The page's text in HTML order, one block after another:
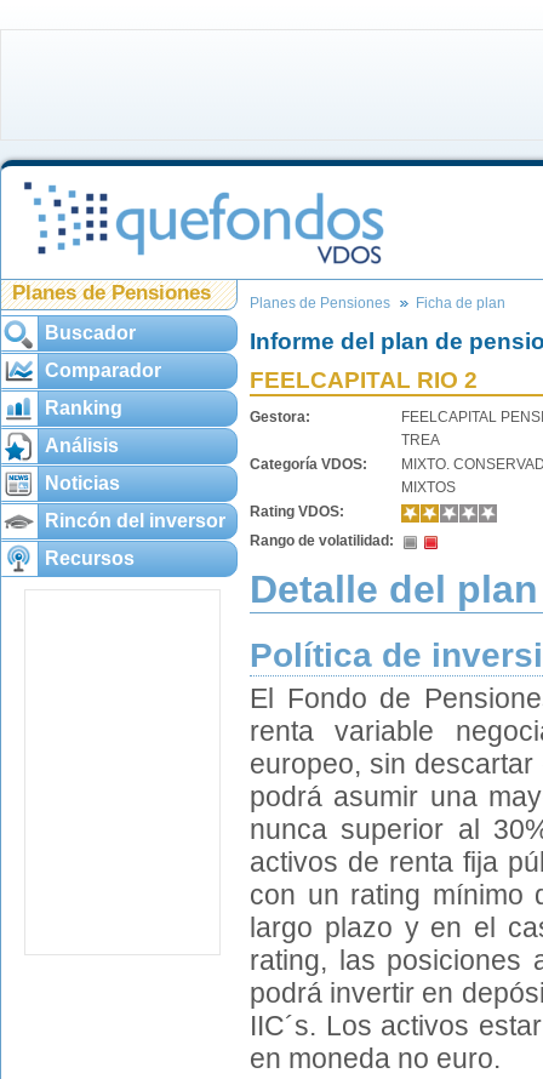
Planes de Pensiones
Buscador
Comparador
Ranking
Análisis
Noticias
Rincón del inversor
Recursos
Planes de Pensiones Ficha de plan
Informe del plan de
FEELCAPITAL RIO 2
Gestora:
FEELCAPITAL
TREA
Categoría VDOS:
MIXTO.
MIXTOS
Rating VDOS:
Rango de volatilidad:
Detalle del plan
Política de
El Fondo de
renta variable
europeo, sin
podrá asumir una
nunca superior al
activos de renta fija
con un rating mínimo
largo plazo y en el
rating, las posiciones
podrá invertir en
IIC´s. Los activos
en moneda no euro.